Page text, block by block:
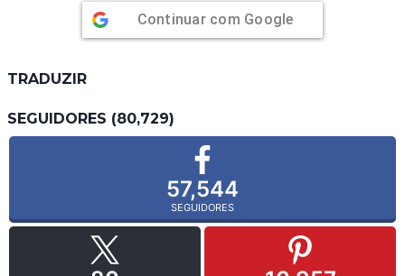
Continuar com Google
TRADUZIR
SEGUIDORES (80,729)
57,544
SEGUIDORES